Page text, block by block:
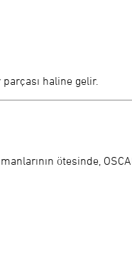
haline gelir.
ötesinde,